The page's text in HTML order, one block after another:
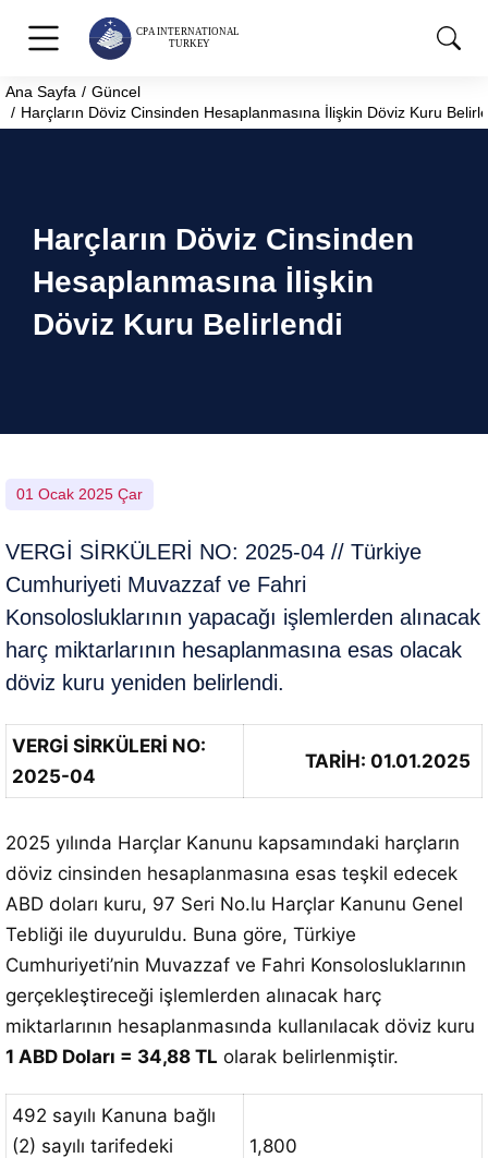
You are here:
Ana Sayfa
Güncel
Harçların Döviz Cinsinden Hesaplanmasına İlişkin Döviz Kuru
Harçların Döviz Cinsinden
Hesaplanmasına İlişkin
Döviz Kuru Belirlendi
01 Ocak 2025 Çar
VERGİ SİRKÜLERİ NO: 2025-04 // Türkiye
Cumhuriyeti Muvazzaf ve Fahri
Konsolosluklarının yapacağı işlemlerden alınacak
harç miktarlarının hesaplanmasına esas olacak
döviz kuru yeniden belirlendi.
VERGİ SİRKÜLERİ NO:
2025-04
TARİH: 01.01.2025
2025 yılında Harçlar Kanunu kapsamındaki harçların
döviz cinsinden hesaplanmasına esas teşkil edecek
ABD doları kuru, 97 Seri No.lu Harçlar Kanunu Genel
Tebliği ile duyuruldu. Buna göre, Türkiye
Cumhuriyeti’nin Muvazzaf ve Fahri Konsolosluklarının
gerçekleştireceği işlemlerden alınacak harç
miktarlarının hesaplanmasında kullanılacak döviz kuru
1 ABD Doları = 34,88 TL olarak belirlenmiştir.
492 sayılı Kanuna bağlı
(2) sayılı tarifedeki
1,800